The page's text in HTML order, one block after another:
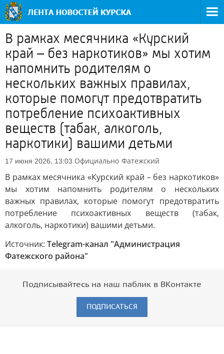
В рамках месячника «Курский
край – без наркотиков» мы хотим
напомнить родителям о
нескольких важных правилах,
которые помогут предотвратить
потребление психоактивных
веществ (табак, алкоголь,
наркотики) вашими детьми
17 июня 2026, 13:03 Официально Фатежский
В рамках месячника «Курский край – без наркотиков»
мы хотим напомнить родителям о нескольких
важных правилах, которые помогут предотвратить
потребление психоактивных веществ (табак,
алкоголь, наркотики) вашими детьми.
Источник: Telegram-канал "Администрация
Фатежского района"
Подписывайтесь на наш паблик в ВКонтакте
ПОДПИСАТЬСЯ